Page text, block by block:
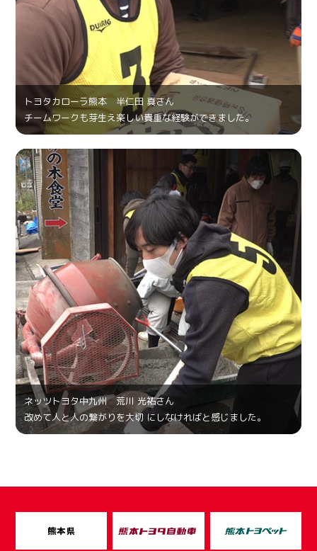
トヨタカローラ熊本 半仁田 真さん
チームワークも芽生え楽しい貴重な経験ができました。
ネッツトヨタ中九州 荒川 光祐さん
改めて人と人の繋がりを大切 にしなければと感じました。